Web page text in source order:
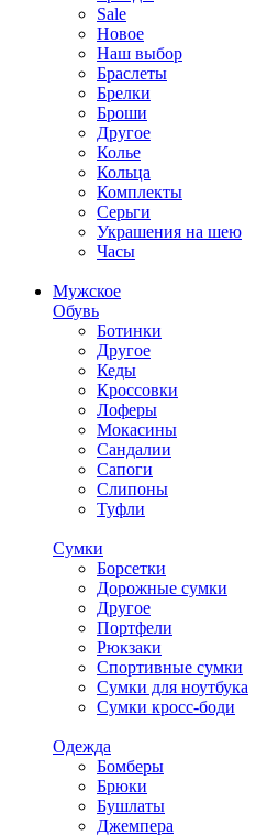
Sale
Новое
Наш выбор
Браслеты
Брелки
Броши
Другое
Колье
Кольца
Комплекты
Серьги
Украшения на шею
Часы
Мужское
Обувь
Ботинки
Другое
Кеды
Кроссовки
Лоферы
Мокасины
Сандалии
Сапоги
Слипоны
Туфли
Сумки
Борсетки
Дорожные сумки
Другое
Портфели
Рюкзаки
Спортивные сумки
Сумки для ноутбука
Сумки кросс-боди
Одежда
Бомберы
Брюки
Бушлаты
Джемпера